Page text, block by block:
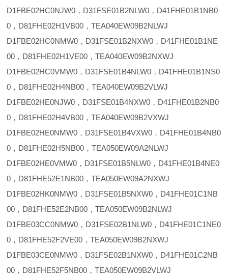
D1FBE02HC0NJW0，D31FSE01B2NLW0，D41FHE01B1NB0
0，D81FHE02H1VB00，TEA040EW09B2NLWJ
D1FBE02HC0NMW0，D31FSE01B2NXW0，D41FHE01B1NE
00，D81FHE02H1VE00，TEA040EW09B2NXWJ
D1FBE02HC0VMW0，D31FSE01B4NLW0，D41FHE01B1NS0
0，D81FHE02H4NB00，TEA040EW09B2VLWJ
D1FBE02HE0NJW0，D31FSE01B4NXW0，D41FHE01B2NB0
0，D81FHE02H4VB00，TEA040EW09B2VXWJ
D1FBE02HE0NMW0，D31FSE01B4VXW0，D41FHE01B4NB0
0，D81FHE02H5NB00，TEA050EW09A2NLWJ
D1FBE02HE0VMW0，D31FSE01B5NLW0，D41FHE01B4NE0
0，D81FHE52E1NB00，TEA050EW09A2NXWJ
D1FBE02HK0NMW0，D31FSE01B5NXW0，D41FHE01C1NB
00，D81FHE52E2NB00，TEA050EW09B2NLWJ
D1FBE03CC0NMW0，D31FSE02B1NLW0，D41FHE01C1NE0
0，D81FHE52F2VE00，TEA050EW09B2NXWJ
D1FBE03CE0NMW0，D31FSE02B1NXW0，D41FHE01C2NB
00，D81FHE52F5NB00，TEA050EW09B2VLWJ